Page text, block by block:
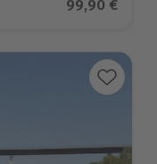
BewertungenAktueller
99,90 €